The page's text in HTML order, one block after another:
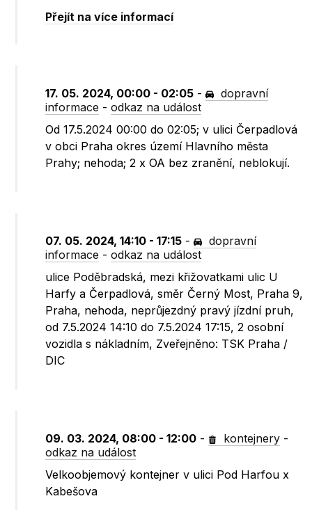
Přejít na více informací
17. 05. 2024, 00:00 - 02:05 -
dopravní
informace -odkaz na událost
Od 17.5.2024 00:00 do 02:05; v ulici Čerpadlová
v obci Praha okres území Hlavního města
Prahy; nehoda; 2 x OA bez zranění, neblokují.
07. 05. 2024, 14:10 - 17:15 -
dopravní
informace -odkaz na událost
ulice Poděbradská, mezi křižovatkami ulic U
Harfy a Čerpadlová, směr Černý Most, Praha 9,
Praha, nehoda, neprůjezdný pravý jízdní pruh,
od 7.5.2024 14:10 do 7.5.2024 17:15, 2 osobní
vozidla s nákladním, Zveřejněno: TSK Praha /
DIC
09. 03. 2024, 08:00 - 12:00 - kontejnery -
odkaz na událost
Velkoobjemový kontejner v ulici Pod Harfou x
Kabešova